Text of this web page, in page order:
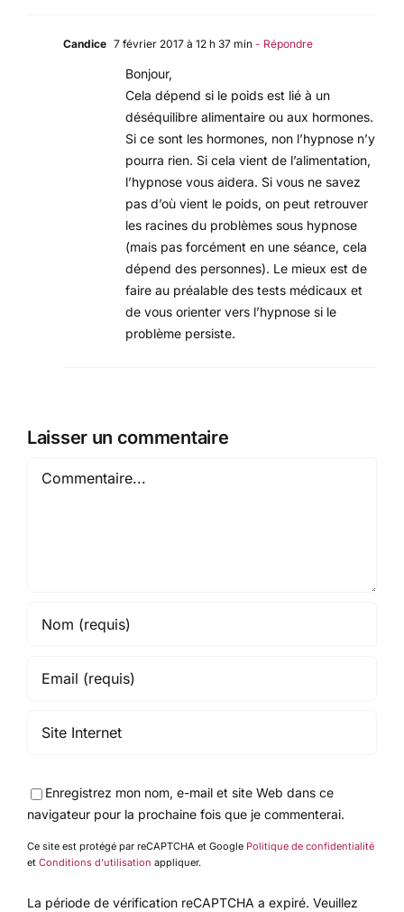
Candice 7 février 2017 à 12 h 37 min - Répondre
Bonjour,
Cela dépend si le poids est lié à un
déséquilibre alimentaire ou aux hormones.
Si ce sont les hormones, non l’hypnose n’y
pourra rien. Si cela vient de l’alimentation,
l’hypnose vous aidera. Si vous ne savez
pas d’où vient le poids, on peut retrouver
les racines du problèmes sous hypnose
(mais pas forcément en une séance, cela
dépend des personnes). Le mieux est de
faire au préalable des tests médicaux et
de vous orienter vers l’hypnose si le
problème persiste.
Laisser un commentaire
Enregistrez mon nom, e-mail et site Web dans ce
navigateur pour la prochaine fois que je commenterai.
Ce site est protégé par reCAPTCHA et Google Politique de confidentialité
et Conditions d'utilisation appliquer.
La période de vérification reCAPTCHA a expiré. Veuillez